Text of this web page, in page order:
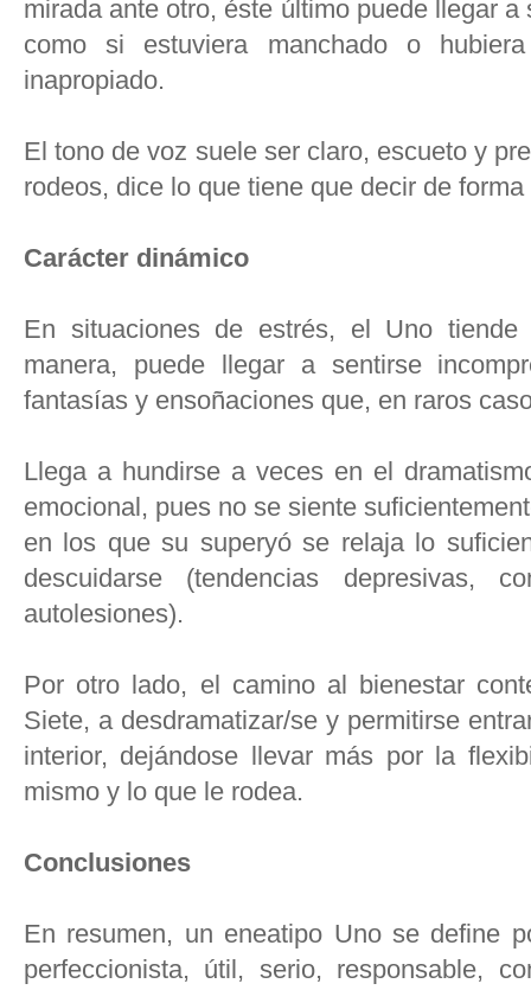
mirada ante otro, éste último puede llegar
como si estuviera manchado o
inapropiado.
El tono de voz suele ser claro, escueto y
rodeos, dice lo que tiene que decir de
Carácter dinámico
En situaciones de estrés, el Uno
manera, puede llegar a sentirse
fantasías y ensoñaciones que, en raros
Llega a hundirse a veces en el
emocional, pues no se siente
en los que su superyó se relaja lo
descuidarse (tendencias depresivas,
autolesiones).
Por otro lado, el camino al bienestar
Siete, a desdramatizar/se y permitirse
interior, dejándose llevar más por la
mismo y lo que le rodea.
Conclusiones
En resumen, un eneatipo Uno se define
perfeccionista, útil, serio, responsable,